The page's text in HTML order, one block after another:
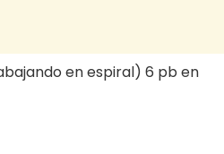
en espiral) 6 pb en